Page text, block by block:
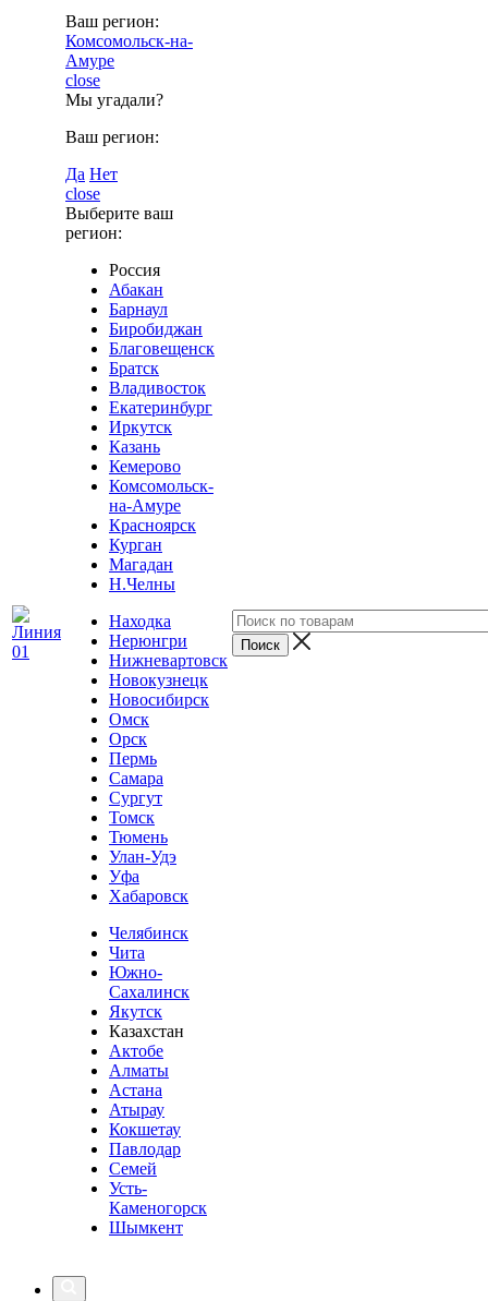
Ваш регион:
Комсомольск-на-
Амуре
close
Мы угадали?
Ваш регион:
Да Нет
close
Выберите ваш
регион:
Россия
Абакан
Барнаул
Биробиджан
Благовещенск
Братск
Владивосток
Екатеринбург
Иркутск
Казань
Кемерово
Комсомольск-
на-Амуре
Красноярск
Курган
Магадан
Н.Челны
Находка
Нерюнгри
Нижневартовск
Новокузнецк
Новосибирск
Омск
Орск
Пермь
Самара
Сургут
Томск
Тюмень
Улан-Удэ
Уфа
Хабаровск
Челябинск
Чита
Южно-
Сахалинск
Якутск
Казахстан
Актобе
Алматы
Астана
Атырау
Кокшетау
Павлодар
Семей
Усть-
Каменогорск
Шымкент